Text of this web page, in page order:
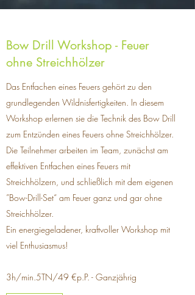
Bow Drill Workshop - Feuer
ohne Streichhölzer
Das Entfachen eines Feuers gehört zu den
grundlegenden Wildnisfertigkeiten. In diesem
Workshop erlernen sie die Technik des Bow Drill
zum Entzünden eines Feuers ohne Streichhölzer.
Die Teilnehmer arbeiten im Team, zunächst am
effektiven Entfachen eines Feuers mit
Streichhölzern, und schließlich mit dem eigenen
”Bow-Drill-Set“ am Feuer ganz und gar ohne
Streichhölzer.
Ein energiegeladener, kraftvoller Workshop mit
viel Enthusiasmus!
3h/min.5TN/49 €p.P. - Ganzjährig